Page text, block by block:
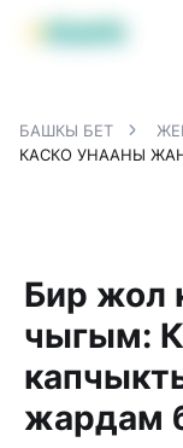
MBANK өнүмдөрү
БАШКЫ БЕТ
Бир жол
чыгым:
жардам